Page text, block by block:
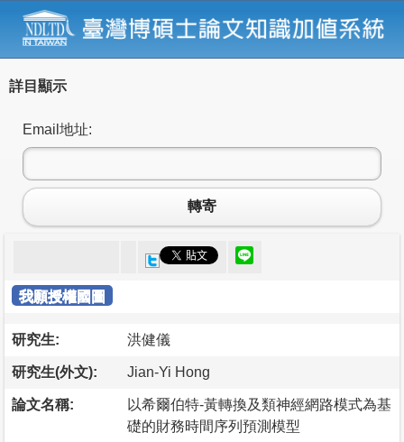
詳目顯示
Email地址:
轉寄
我願授權國圖
研究生: 洪健儀
研究生(外文): Jian-Yi Hong
論文名稱:
以希爾伯特-黃轉換及類神經網路模式為基
礎的財務時間序列預測模型